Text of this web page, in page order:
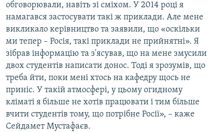
обговорювали, навіть зі сміхом. У 2014 році я
намагався застосувати такі ж приклади. Але мене
викликало керівництво та заявили, що «оскільки
ми тепер – Росія, такі приклади не прийнятні». Я
зібрав інформацію та з'ясував, що на мене змусили
двох студентів написати донос. Тоді я зрозумів, що
треба йти, поки мені хтось на кафедру щось не
приніс. У такій атмосфері, у цьому огидному
кліматі я більше не хотів працювати і тим більше
вчити студентів тому, що потрібне Росії», – каже
Сейдамет Мустафаєв.